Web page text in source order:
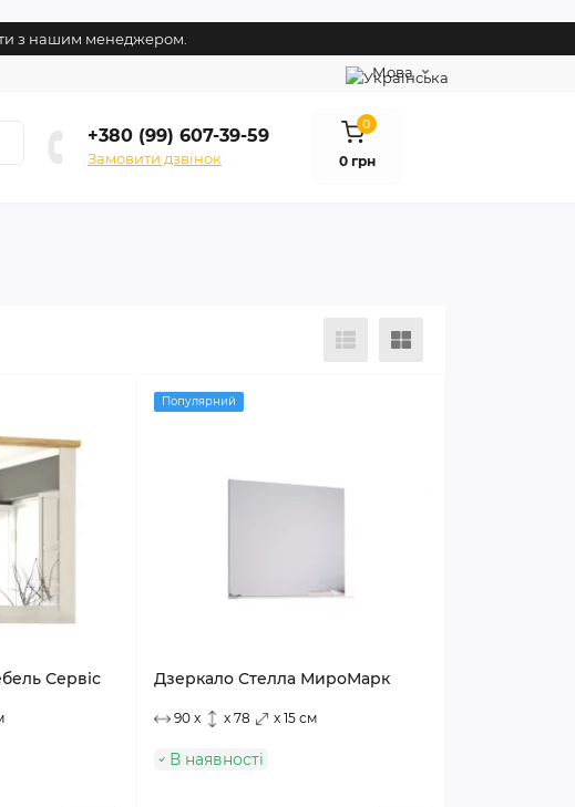
з нашим менеджером.
Мова
+380 (99) 607-39-59
Замовити дзвінок
0
0 грн
Сервіс
Популярний
Дзеркало Стелла МироМарк
90 x x 78 x 15 см
В наявності